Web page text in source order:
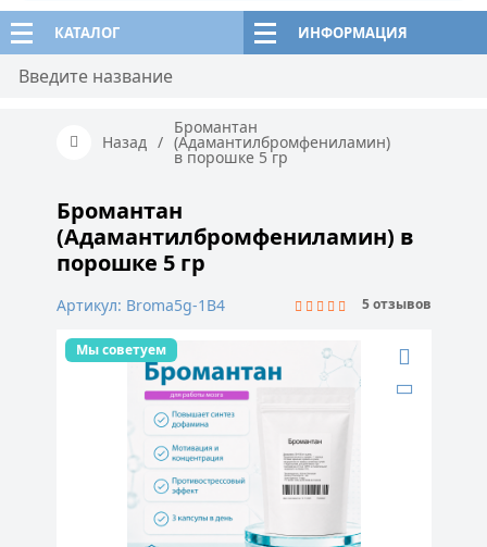
КАТАЛОГ ИНФОРМАЦИЯ
Назад /
Бромантан
(Адамантилбромфениламин)
в порошке 5 гр
Бромантан
(Адамантилбромфениламин) в
порошке 5 гр
Артикул: Broma5g-1B4 5 отзывов
Мы советуем